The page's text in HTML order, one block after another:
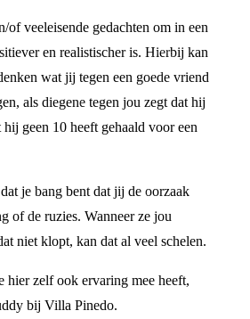
of veeleisende gedachten om in een
en realistischer is. Hierbij kan
wat jij tegen een goede vriend
als diegene tegen jou zegt dat hij
geen 10 heeft gehaald voor een
je bang bent dat jij de oorzaak
of de ruzies. Wanneer ze jou
niet klopt, kan dat al veel schelen.
hier zelf ook ervaring mee heeft,
bij Villa Pinedo.